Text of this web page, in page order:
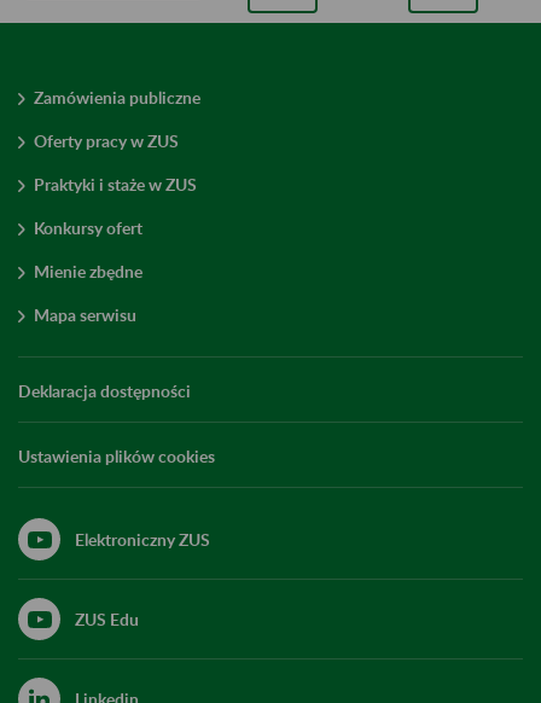
Zamówienia publiczne
Oferty pracy w ZUS
Praktyki i staże w ZUS
Konkursy ofert
Mienie zbędne
Mapa serwisu
Deklaracja dostępności
Ustawienia plików cookies
Elektroniczny ZUS
ZUS Edu
Linkedin